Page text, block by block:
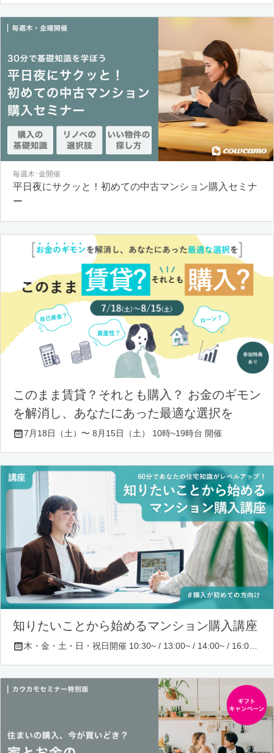
毎週木･金開催
平日夜にサクッと！初めての中古マンション購入セミナ
ー
このまま賃貸？それとも購入？ お金のギモン
を解消し、あなたにあった最適な選択を
7月18日（土）〜 8月15日（土） 10時~19時台 開催
知りたいことから始めるマンション購入講座
木・金・土・日・祝日開催 10:30~ / 13:00~ / 14:00~ / 16:00~ / 17:00~/ 18:30~/ 19:30~